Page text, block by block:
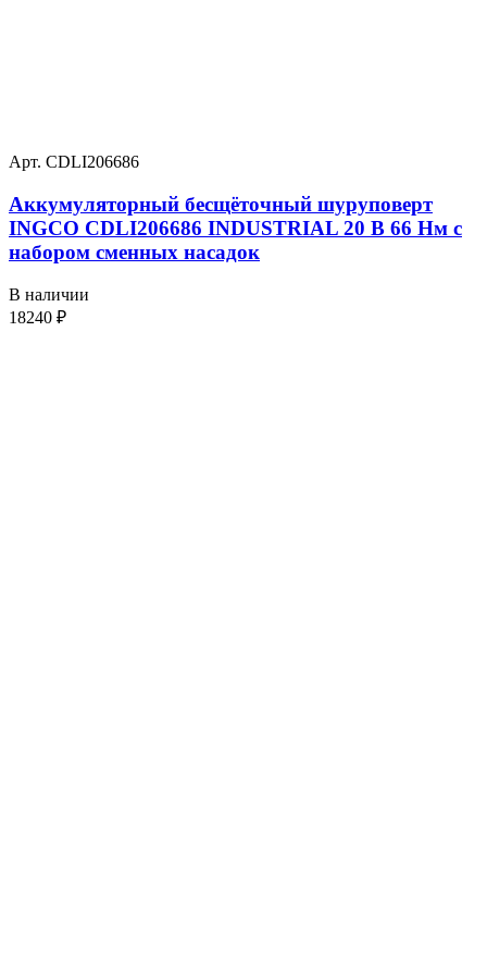
Арт. CDLI206686
Аккумуляторный бесщёточный шуруповерт
INGCO CDLI206686 INDUSTRIAL 20 В 66 Нм с
набором сменных насадок
В наличии
18240 ₽